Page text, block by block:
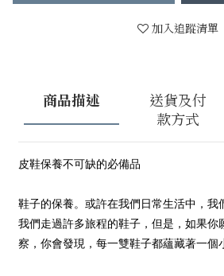
加入追蹤清單
商品描述
送貨及付
款方式
皮鞋保養不可缺的必備品
鞋子的保養。或許在我們日常生活中，我
我們走過許多旅程的鞋子，但是，如果你
察，你會發現，每一雙鞋子都蘊藏著一個